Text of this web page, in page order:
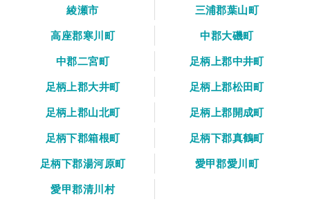
綾瀬市
三浦郡葉山町
高座郡寒川町
中郡大磯町
中郡二宮町
足柄上郡中井町
足柄上郡大井町
足柄上郡松田町
足柄上郡山北町
足柄上郡開成町
足柄下郡箱根町
足柄下郡真鶴町
足柄下郡湯河原町
愛甲郡愛川町
愛甲郡清川村